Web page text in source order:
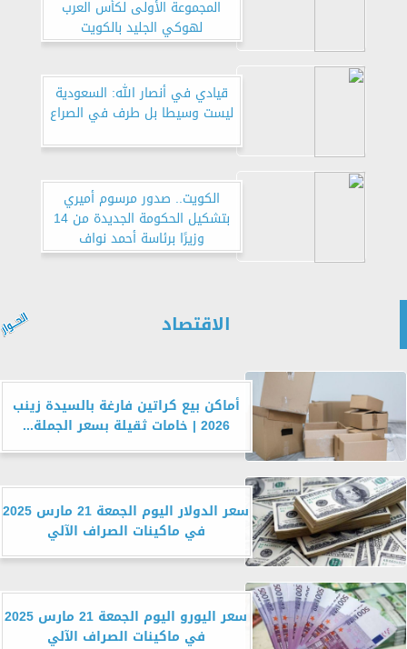
المجموعة الأولى لكأس العرب
لهوكي الجليد بالكويت
قيادي في أنصار الله: السعودية
ليست وسيطا بل طرف في الصراع
الكويت.. صدور مرسوم أميري
بتشكيل الحكومة الجديدة من 14
وزيرًا برئاسة أحمد نواف
الاقتصاد
أماكن بيع كراتين فارغة بالسيدة زينب
2026 | خامات ثقيلة بسعر الجملة...
سعر الدولار اليوم الجمعة 21 مارس 2025
في ماكينات الصراف الآلي
سعر اليورو اليوم الجمعة 21 مارس 2025
في ماكينات الصراف الآلي